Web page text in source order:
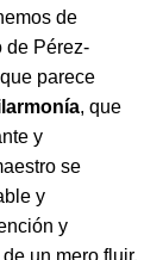
de
de Pérez-
parece
, que
y
se
y
y
un mero fluir,